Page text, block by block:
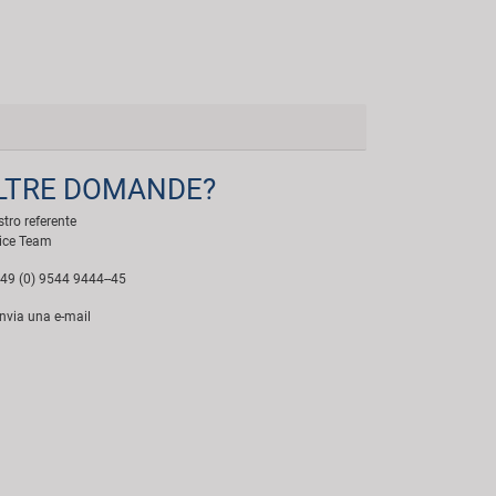
DOMANDE?
referente
Team
(0) 9544 9444--45
Invia una e-mail